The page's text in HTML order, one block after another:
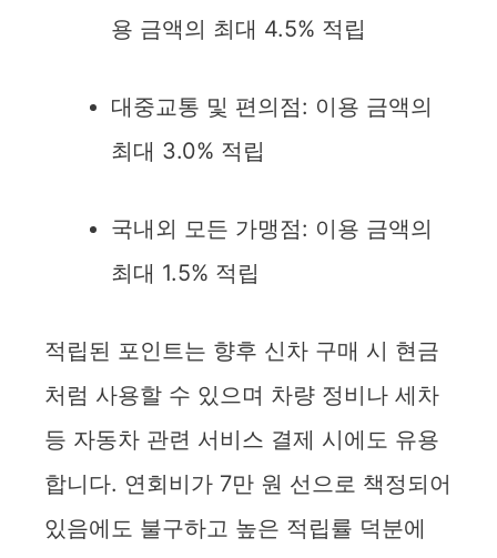
용 금액의 최대 4.5% 적립
대중교통 및 편의점: 이용 금액의
최대 3.0% 적립
국내외 모든 가맹점: 이용 금액의
최대 1.5% 적립
적립된 포인트는 향후 신차 구매 시 현금
처럼 사용할 수 있으며 차량 정비나 세차
등 자동차 관련 서비스 결제 시에도 유용
합니다. 연회비가 7만 원 선으로 책정되어
있음에도 불구하고 높은 적립률 덕분에